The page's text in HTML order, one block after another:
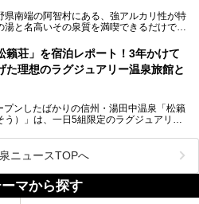
県南端の阿智村にある、強アルカリ性が特
と名高いその泉質を満喫できるだけでな
などの観光スポットや、信州名物のおや
スポットなど、観光を楽しむにはぴった
あります。
神温泉での滞在を充実させる宿泊施設や日
ろ満載の観光・グルメスポットに加え、ア
紹介します。
籟荘」を宿泊レポート！3年かけて
た理想のラグジュアリー温泉旅館と
ンしたばかりの信州・湯田中温泉「松籟
）」は、一日5組限定のラグジュアリー
める非日常感が味わえます。また宿泊者は
づや」の大浴場「桃山風呂」や共同浴場の
利用ができます。
質なお料理に舌鼓、特別な日に泊まりた
籟荘」を、実際に宿泊した目線で紹介しま
ニュースTOPへ
マから探す